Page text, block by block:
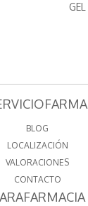
BLOG
LOCALIZACIÓN
VALORACIONES
CONTACTO